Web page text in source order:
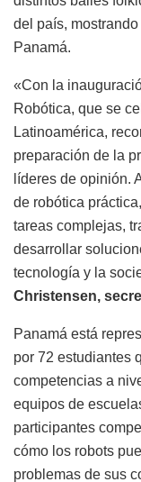
del país,
Panamá.
«Con la
Robótica, que se
Latinoamérica,
preparación de la
líderes de opinión.
de robótica
tareas complejas,
desarrollar
tecnología y la
Christensen,
Panamá está
por 72 estudiantes
competencias a
equipos de
participantes
cómo los robots
problemas de sus